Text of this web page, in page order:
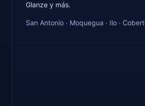
Glanze y más.
San Antonio · Moquegua · Ilo ·